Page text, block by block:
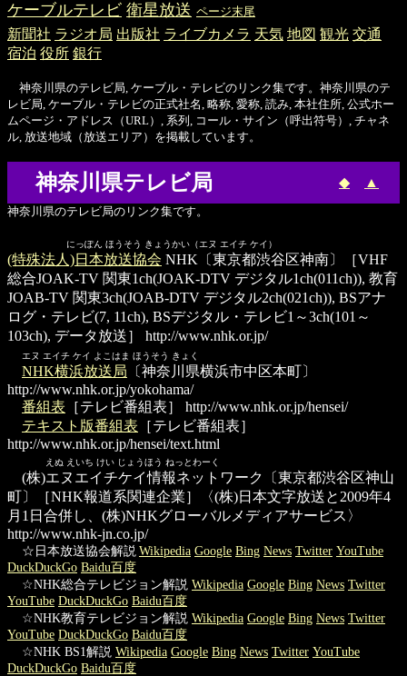
ケーブルテレビ 衛星放送 ページ末尾
新聞社 ラジオ局 出版社 ライブカメラ 天気 地図 観光 交通
宿泊 役所 銀行
神奈川県のテレビ局, ケーブル・テレビのリンク集です。神奈川県のテ
レビ局, ケーブル・テレビの正式社名, 略称, 愛称, 読み, 本社住所, 公式ホー
ムページ・アドレス（URL）, 系列, コール・サイン（呼出符号）, チャネ
ル, 放送地域（放送エリア）を掲載しています。
神奈川県テレビ局 ◆ ▲
神奈川県のテレビ局のリンク集です。
にっぽん ほうそう きょうかい（エヌ エイチ ケイ）
(特殊法人)日本放送協会 NHK〔東京都渋谷区神南〕［VHF
総合JOAK-TV 関東1ch(JOAK-DTV デジタル1ch(011ch)), 教育
JOAB-TV 関東3ch(JOAB-DTV デジタル2ch(021ch)), BSアナ
ログ・テレビ(7, 11ch), BSデジタル・テレビ1～3ch(101～
103ch), データ放送］
http://www.nhk.or.jp/
エヌ エイチ ケイ よこはま ほうそう きょく
NHK横浜放送局 〔神奈川県横浜市中区本町〕
http://www.nhk.or.jp/yokohama/
番組表 ［テレビ番組表］
http://www.nhk.or.jp/hensei/
テキスト版番組表 ［テレビ番組表］
http://www.nhk.or.jp/hensei/text.html
えぬ えいち けい じょうほう ねっとわーく
(株)エヌエイチケイ情報ネットワーク
〔東京都渋谷区神山
町〕［NHK報道系関連企業］〈(株)日本文字放送と2009年4
月1日合併し、(株)NHKグローバルメディアサービス〉
http://www.nhk-jn.co.jp/
☆日本放送協会解説 Wikipedia Google Bing News Twitter YouTube
DuckDuckGo Baidu百度
☆NHK総合テレビジョン解説 Wikipedia Google Bing News Twitter
YouTube DuckDuckGo Baidu百度
☆NHK教育テレビジョン解説 Wikipedia Google Bing News Twitter
YouTube DuckDuckGo Baidu百度
☆NHK BS1解説 Wikipedia Google Bing News Twitter YouTube
DuckDuckGo Baidu百度